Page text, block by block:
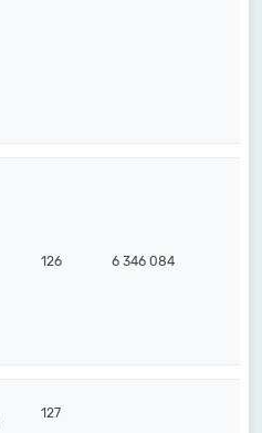
126 6 346 084
127